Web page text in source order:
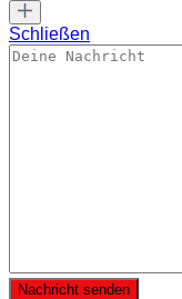
Schließen
Nachricht senden